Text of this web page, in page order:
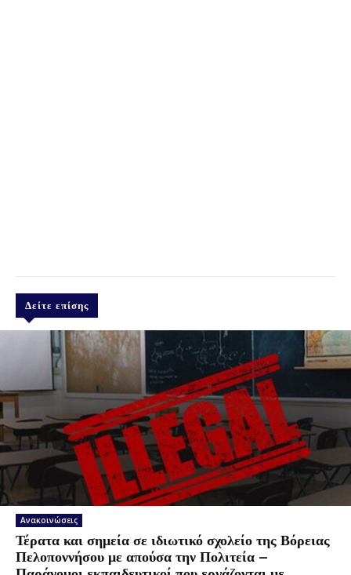
Δείτε επίσης
Ανακοινώσεις
Τέρατα και σημεία σε ιδιωτικό σχολείο της Βόρειας
Πελοποννήσου με απούσα την Πολιτεία –